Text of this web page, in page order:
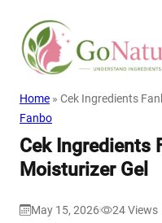
Home » Cek Ingredients
Fanbo
Cek Ingredients
Moisturizer Gel
May 15, 2026 24Views